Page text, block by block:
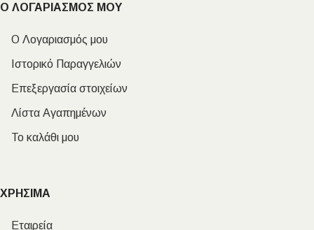
Ο ΛΟΓΑΡΙΑΣΜΟΣ ΜΟΥ
Ο Λογαριασμός μου
Ιστορικό Παραγγελιών
Επεξεργασία στοιχείων
Λίστα Αγαπημένων
Το καλάθι μου
ΧΡΗΣΙΜΑ
Εταιρεία